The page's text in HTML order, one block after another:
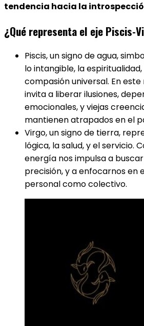
tendencia hacia la
¿Qué representa el eje Piscis-
Piscis, un signo de agua,
lo intangible, la espiritualidad,
compasión universal. En este
invita a liberar ilusiones,
emocionales, y viejas
mantienen atrapados en el
Virgo, un signo de tierra,
lógica, la salud, y el servicio.
energía nos impulsa a
precisión, y a enfocarnos en
personal como colectivo.